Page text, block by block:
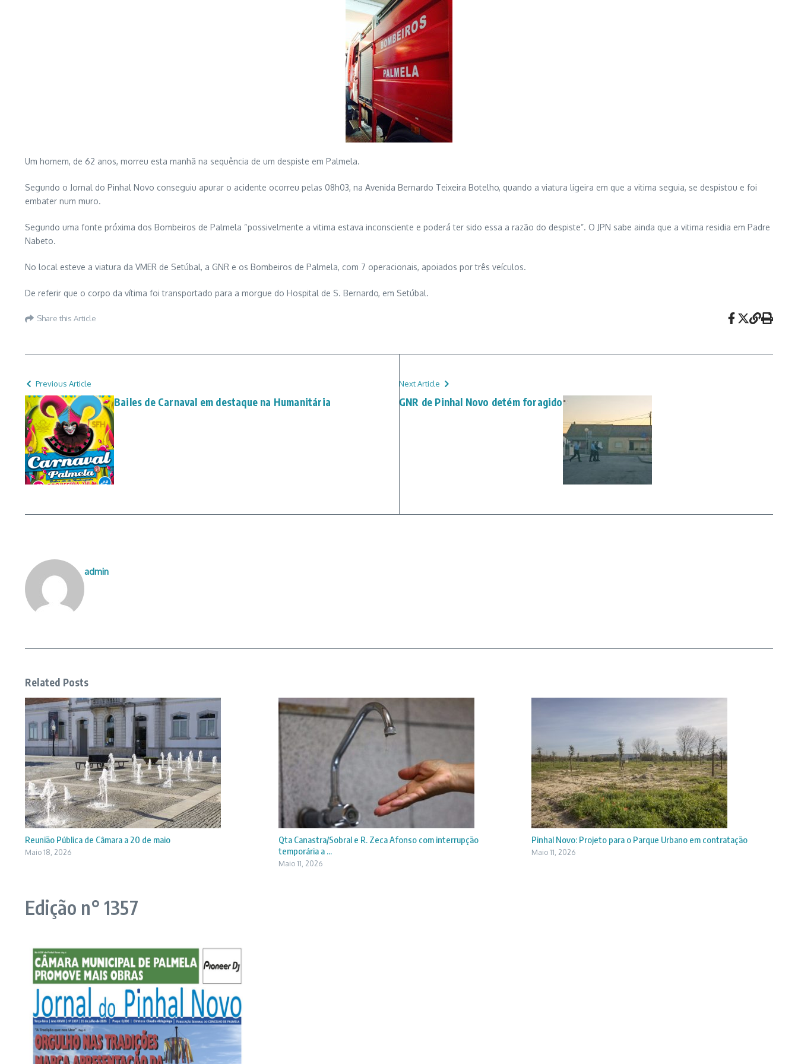
Um homem, de 62 anos, morreu esta manhã na sequência de um despiste em Palmela.
Segundo o Jornal do Pinhal Novo conseguiu apurar o acidente ocorreu pelas 08h03, na Avenida Bernardo Teixeira Botelho, quando a viatura ligeira em que a vitima seguia, se despistou e foi
embater num muro.
Segundo uma fonte próxima dos Bombeiros de Palmela “possivelmente a vitima estava inconsciente e poderá ter sido essa a razão do despiste”. O JPN sabe ainda que a vitima residia em Padre
Nabeto.
No local esteve a viatura da VMER de Setúbal, a GNR e os Bombeiros de Palmela, com 7 operacionais, apoiados por três veículos.
De referir que o corpo da vítima foi transportado para a morgue do Hospital de S. Bernardo, em Setúbal.
Share this Article
Previous Article
Bailes de Carnaval em destaque na Humanitária
Next Article
GNR de Pinhal Novo detém foragido
admin
Related Posts
Reunião Pública de Câmara a 20 de maio
Maio 18, 2026
Qta Canastra/Sobral e R. Zeca Afonso com interrupção
temporária a ...
Maio 11, 2026
Pinhal Novo: Projeto para o Parque Urbano em contratação
Maio 11, 2026
Edição n° 1357